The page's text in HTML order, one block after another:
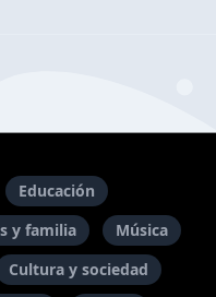
Educación
y familia
Música
Cultura y sociedad